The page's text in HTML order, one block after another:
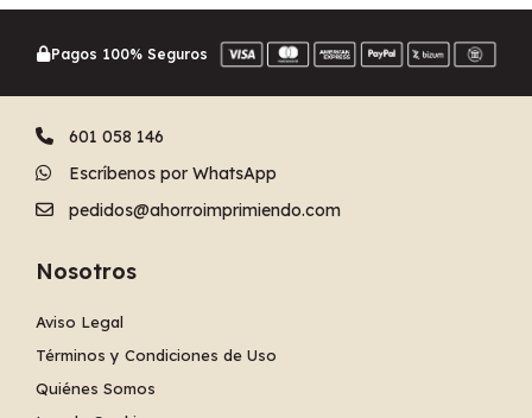
Pagos 100% Seguros
601 058 146
Escríbenos por WhatsApp
pedidos@ahorroimprimiendo.com
Nosotros
Aviso Legal
Términos y Condiciones de Uso
Quiénes Somos